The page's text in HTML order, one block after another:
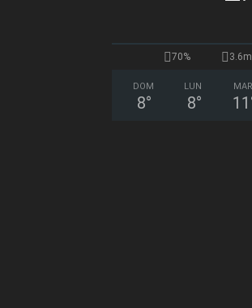
70%
DOM
8°
LUN
8°
MAR
11